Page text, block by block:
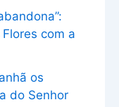
com a
os
do Senhor